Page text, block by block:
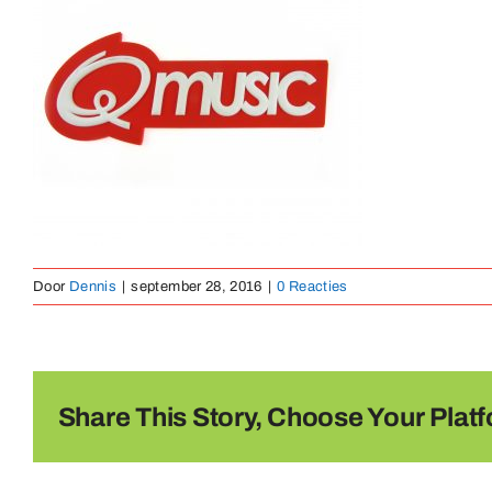
Door Dennis september 28, 2016 0 Reacties
Share This Story, Choose Your